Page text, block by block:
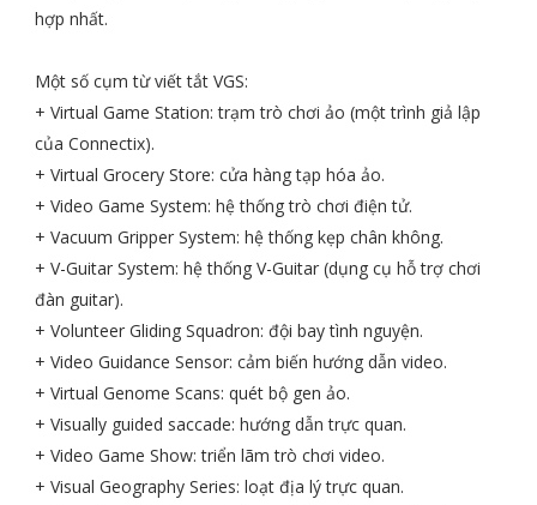
hợp nhất.
Một số cụm từ viết tắt VGS:
+ Virtual Game Station: trạm trò chơi ảo (một trình giả lập
của Connectix).
+ Virtual Grocery Store: cửa hàng tạp hóa ảo.
+ Video Game System: hệ thống trò chơi điện tử.
+ Vacuum Gripper System: hệ thống kẹp chân không.
+ V-Guitar System: hệ thống V-Guitar (dụng cụ hỗ trợ chơi
đàn guitar).
+ Volunteer Gliding Squadron: đội bay tình nguyện.
+ Video Guidance Sensor: cảm biến hướng dẫn video.
+ Virtual Genome Scans: quét bộ gen ảo.
+ Visually guided saccade: hướng dẫn trực quan.
+ Video Game Show: triển lãm trò chơi video.
+ Visual Geography Series: loạt địa lý trực quan.